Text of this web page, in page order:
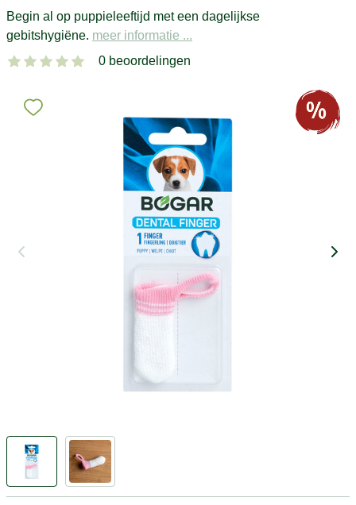
Begin al op puppieleeftijd met een dagelijkse
gebitshygiëne. meer informatie ...
0 beoordelingen